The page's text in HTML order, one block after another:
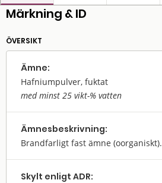
Märkning & ID
ÖVERSIKT
Ämne:
Hafniumpulver, fuktat
med minst 25 vikt-% vatten
Ämnes­beskrivning:
Brandfarligt fast ämne (oorganiskt).
Skylt enligt ADR: